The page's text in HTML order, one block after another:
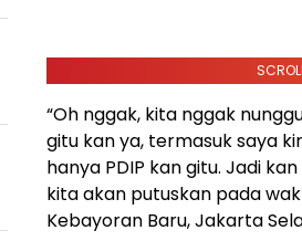
“Oh nggak, kita nggak
gitu kan ya, termasuk saya
hanya PDIP kan gitu. Jadi
kita akan putuskan pada
Kebayoran Baru, Jakarta